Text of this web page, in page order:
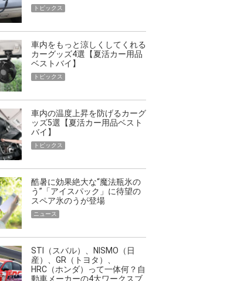
トピックス
車内をもっと涼しくしてくれる
カーグッズ4選【夏活カー用品
ベストバイ】
トピックス
車内の温度上昇を防げるカーグ
ッズ5選【夏活カー用品ベスト
バイ】
トピックス
酷暑に効果絶大な“魔法瓶氷の
う”「アイスパック」に待望の
スペア氷のうが登場
ニュース
STI（スバル）、NISMO（日
産）、GR（トヨタ）、
HRC（ホンダ）って一体何？自
動車メーカーの4大ワークスブ